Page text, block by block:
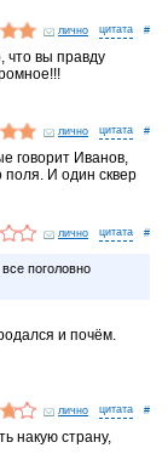
лично #
что вы правду
лично #
говорит Иванов,
И один сквер
лично #
поголовно
и почём.
лично #
накую страну,